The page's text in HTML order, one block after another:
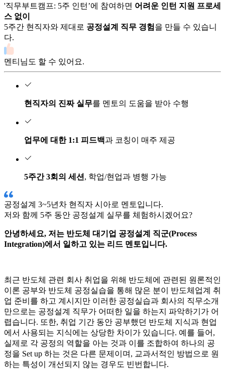
'직무부트캠프: 5주 인턴’에 참여하면 어려운 인턴 지원 프로세
스 없이
5주간 현직자와 제대로 공정설계 직무 경험 을 만들 수 있습니
다.
멘티님도 할 수 있어요.
현직자의 진짜 실무를 멘토의 도움을 받아 수행
업무에 대한 1:1 피드백과 코칭이 매주 제공
5주간 3회의 세션 , 학업/현업과 병행 가능
공정설계 3~5년차 현직자 시아로 멘토입니다.
저와 함께 5주 동안 공정설계 실무를 체험하시겠어요?
안녕하세요, 저는 반도체 대기업 공정설계 직군(Process
Integration)에서 일하고 있는 리드 멘토입니다.
최근 반도체 관련 회사 취업을 위해 반도체에 관련된 원론적인
이론 공부와 반도체 공정실습을 통해 많은 분이 반도체업계 취
업 준비를 하고 계시지만 이러한 공정실습과 회사의 직무소개
만으로는 공정설계 직무가 어떠한 일을 하는지 파악하기가 어
렵습니다. 또한, 취업 기간 동안 공부했던 반도체 지식과 현업
에서 사용되는 지식에는 상당한 차이가 있습니다. 예를 들어,
실제로 각 공정의 역할을 아는 것과 이를 조합하여 하나의 공
정을 Set up 하는 것은 다른 문제이며, 교과서적인 방법으로 원
하는 특성이 개선되지 않는 경우도 빈번합니다.